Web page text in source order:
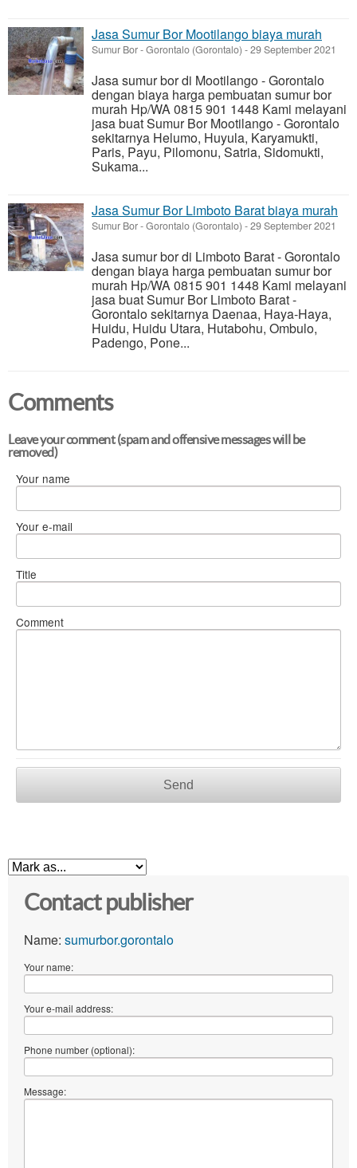
Jasa Sumur Bor Mootilango biaya murah
Sumur Bor-Gorontalo (Gorontalo) -29 September 2021
Jasa sumur bor di Mootilango - Gorontalo
dengan biaya harga pembuatan sumur bor
murah Hp/WA 0815 901 1448 Kami melayani
jasa buat Sumur Bor Mootilango - Gorontalo
sekitarnya Helumo, Huyula, Karyamukti,
Paris, Payu, Pilomonu, Satria, Sidomukti,
Sukama...
Jasa Sumur Bor Limboto Barat biaya murah
Sumur Bor-Gorontalo (Gorontalo) -29 September 2021
Jasa sumur bor di Limboto Barat - Gorontalo
dengan biaya harga pembuatan sumur bor
murah Hp/WA 0815 901 1448 Kami melayani
jasa buat Sumur Bor Limboto Barat -
Gorontalo sekitarnya Daenaa, Haya-Haya,
Huidu, Huidu Utara, Hutabohu, Ombulo,
Padengo, Pone...
Comments
Leave your comment (spam and offensive messages will be
removed)
Your name
Your e-mail
Title
Comment
Send
Contact publisher
Name: sumurbor.gorontalo
Your name:
Your e-mail address:
Phone number (optional):
Message: